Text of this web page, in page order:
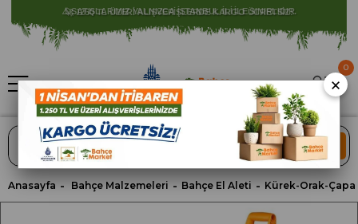
⚠️ SATIŞLARIMIZ YALNIZCA İSTANBUL İLİ İLE SINIRLIDIR.
ARA
0
Anasayfa Bahçe Malzemeleri Bahçe El Aleti Kürek-Orak-Çapa
×